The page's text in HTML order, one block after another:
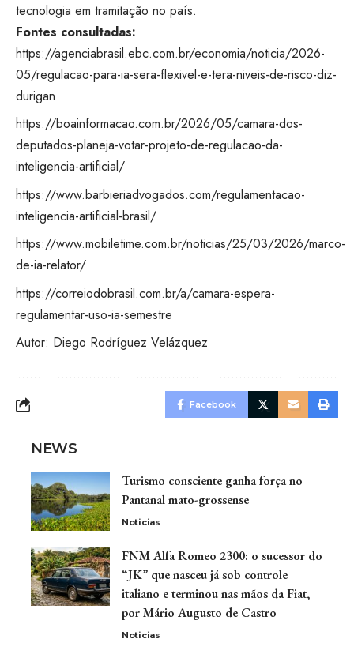
tecnologia em tramitação no país.
Fontes consultadas:
https://agenciabrasil.ebc.com.br/economia/noticia/2026-
05/regulacao-para-ia-sera-flexivel-e-tera-niveis-de-risco-diz-
durigan
https://boainformacao.com.br/2026/05/camara-dos-
deputados-planeja-votar-projeto-de-regulacao-da-
inteligencia-artificial/
https://www.barbieriadvogados.com/regulamentacao-
inteligencia-artificial-brasil/
https://www.mobiletime.com.br/noticias/25/03/2026/marco-
de-ia-relator/
https://correiodobrasil.com.br/a/camara-espera-
regulamentar-uso-ia-semestre
Autor: Diego Rodríguez Velázquez
Facebook
NEWS
Turismo consciente ganha força no
Pantanal mato-grossense
Noticias
FNM Alfa Romeo 2300: o sucessor do
“JK” que nasceu já sob controle
italiano e terminou nas mãos da Fiat,
por Mário Augusto de Castro
Noticias